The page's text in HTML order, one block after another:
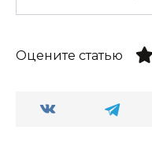
Оцените статью